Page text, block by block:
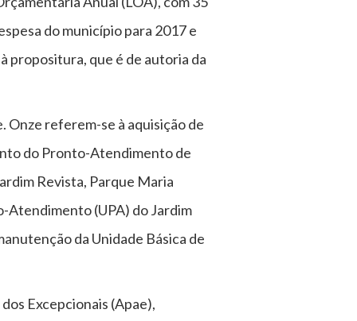
do município para 2017 e
propositura, que é de autoria da
Onze referem-se à aquisição de
do Pronto-Atendimento de
Revista, Parque Maria
Atendimento (UPA) do Jardim
da Unidade Básica de
Excepcionais (Apae),